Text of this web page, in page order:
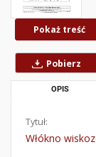
Pokaż treść
Pobierz
OPIS
Tytuł:
Włókno